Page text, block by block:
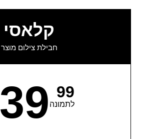
קלאסי
חבילת צילום מוצר
39 99
לתמונה